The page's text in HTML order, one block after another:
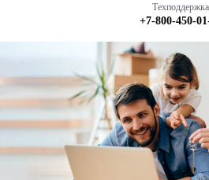
Техподдержка
+7-800-450-
Интернет + ТВ
Все в одном
Все тарифы
Мобильная